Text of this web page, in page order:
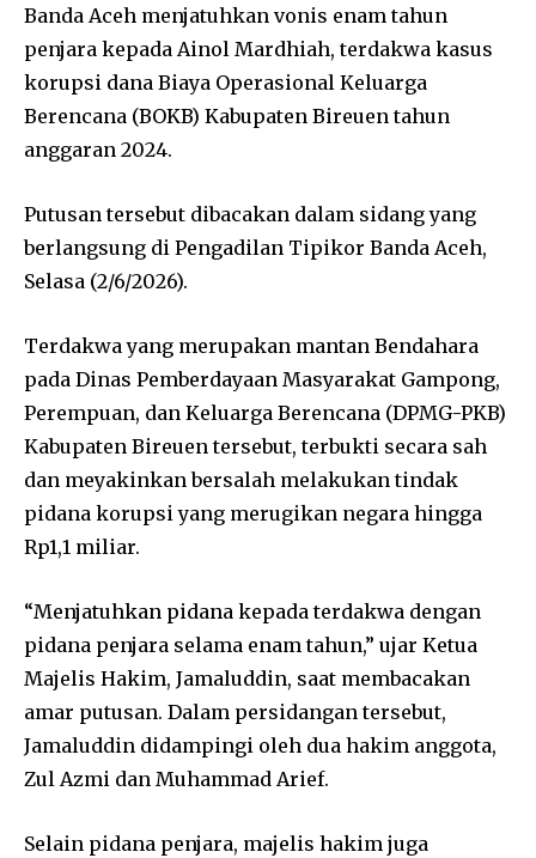
Banda Aceh menjatuhkan vonis enam tahun
penjara kepada Ainol Mardhiah, terdakwa kasus
korupsi dana Biaya Operasional Keluarga
Berencana (BOKB) Kabupaten Bireuen tahun
anggaran 2024.
Putusan tersebut dibacakan dalam sidang yang
berlangsung di Pengadilan Tipikor Banda Aceh,
Selasa (2/6/2026).
Terdakwa yang merupakan mantan Bendahara
pada Dinas Pemberdayaan Masyarakat Gampong,
Perempuan, dan Keluarga Berencana (DPMG-PKB)
Kabupaten Bireuen tersebut, terbukti secara sah
dan meyakinkan bersalah melakukan tindak
pidana korupsi yang merugikan negara hingga
Rp1,1 miliar.
“Menjatuhkan pidana kepada terdakwa dengan
pidana penjara selama enam tahun,” ujar Ketua
Majelis Hakim, Jamaluddin, saat membacakan
amar putusan. Dalam persidangan tersebut,
Jamaluddin didampingi oleh dua hakim anggota,
Zul Azmi dan Muhammad Arief.
Selain pidana penjara, majelis hakim juga